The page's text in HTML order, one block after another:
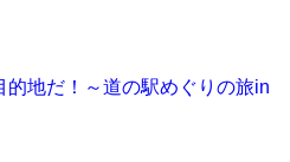
地だ！～道の駅めぐりの旅in